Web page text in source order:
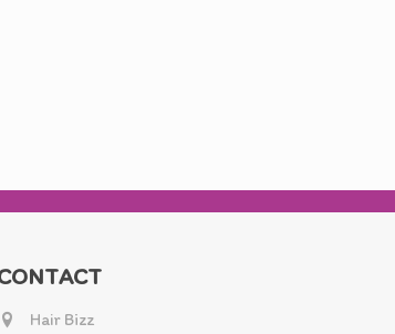
Hair Bizz